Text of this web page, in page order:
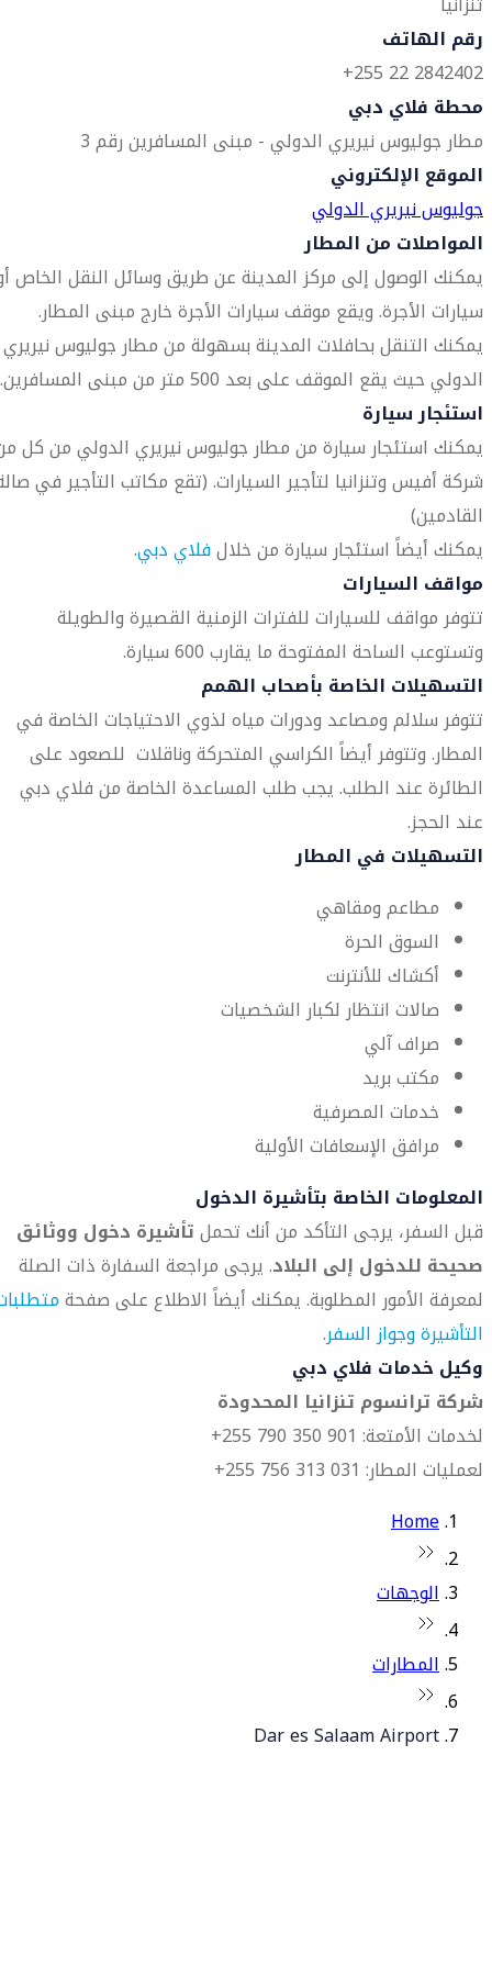
رقم الهاتف
2842402 22 255+
محطة فلاي دبي
مطار جوليوس نيريري الدولي - مبنى المسافرين رقم 3
الموقع الإلكتروني
جوليوس نيريري الدولي
المواصلات من المطار
يمكنك الوصول إلى مركز المدينة عن طريق وسائل النقل الخاص
سيارات الأجرة. ويقع موقف سيارات الأجرة خارج مبنى المطار.
يمكنك التنقل بحافلات المدينة بسهولة من مطار جوليوس نيريري
الدولي حيث يقع الموقف على بعد 500 متر من مبنى المسافرين.
استئجار سيارة
يمكنك استئجار سيارة من مطار جوليوس نيريري الدولي من كل
شركة أفيس وتنزانيا لتأجير السيارات. (تقع مكاتب التأجير في
القادمين)
يمكنك أيضاً استئجار سيارة من خلالفلاي دبي.
مواقف السيارات
تتوفر مواقف للسيارات للفترات الزمنية القصيرة والطويلة
وتستوعب الساحة المفتوحة ما يقارب 600 سيارة.
التسهيلات الخاصة بأصحاب الهمم
تتوفر سلالم ومصاعد ودورات مياه لذوي الاحتياجات الخاصة في
المطار. وتتوفر أيضاً الكراسي المتحركة وناقلات للصعود على
الطائرة عند الطلب. يجب طلب المساعدة الخاصة من فلاي دبي
عند الحجز.
التسهيلات في المطار
مطاعم ومقاهي
السوق الحرة
أكشاك للأنترنت
صالات انتظار لكبار الشخصيات
صراف آلي
مكتب بريد
خدمات المصرفية
مرافق الإسعافات الأولية
المعلومات الخاصة بتأشيرة الدخول
قبل السفر، يرجى التأكد من أنك تحملتأشيرة دخول ووثائق
صحيحة للدخول إلى البلاد. يرجى مراجعة السفارة ذات الصلة
لمعرفة الأمور المطلوبة. يمكنك أيضاً الاطلاع على صفحة
التأشيرة وجواز السفر.
وكيل خدمات فلاي دبي
شركة ترانسوم تنزانيا المحدودة
لخدمات الأمتعة: 901 350 790 255+
لعمليات المطار: 031 313 756 255+
Home
الوجهات
المطارات
Dar es Salaam Airport